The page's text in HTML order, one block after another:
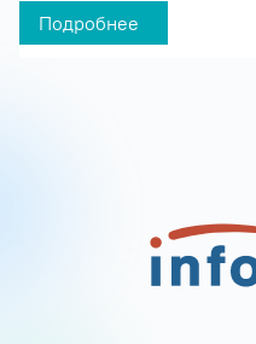
Подробнее